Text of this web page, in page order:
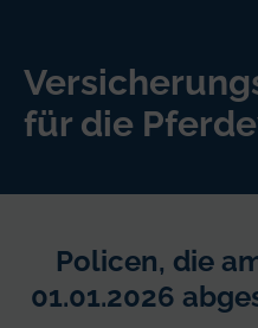
für die
Policen, die
01.01.2026